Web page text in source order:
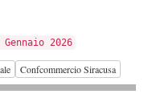
2026
Confcommercio Siracusa